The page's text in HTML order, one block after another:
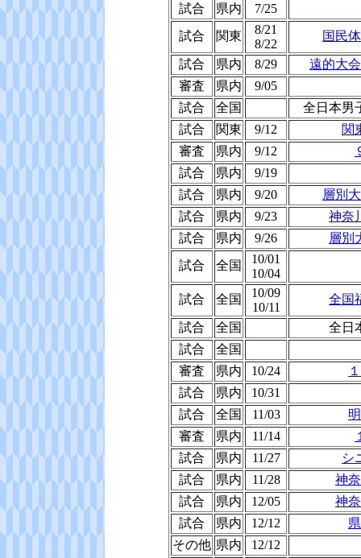
試合
県内
7/25
試合
関東
8/21
8/22
国民
試合 県内 8/29
遠的大
審査
県内
9/05
試合
全国
全日本男
試合
関東 9/12
関
審査
県内 9/12
試合
県内
9/19
試合
県内 9/20
層別
試合
県内 9/23
神奈
試合
県内 9/26
層別
試合
全国
10/01
10/04
試合
全国
10/09
10/11
全国
試合 全国
全日
試合
全国
審査
県内 10/24
試合
県内
10/31
試合
全国 11/03
審査
県内 11/14
試合
県内 11/27
シ
試合
県内 11/28
神
試合
県内 12/05
神
試合
県内 12/12
その他 県内
12/12